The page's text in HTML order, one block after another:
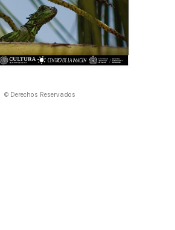
© Derechos Reservados